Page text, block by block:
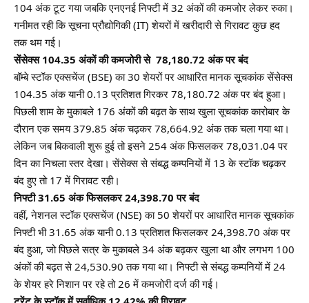
104 अंक टूट गया जबकि एनएनई निफ्टी में 32 अंकों की कमजोर लेकर रुका।
गनीमत रही कि सूचना प्रौद्योगिकी (IT) शेयरों में खरीदारी से गिरावट कुछ हद
तक थम गई।
सेंसेक्स 104.35 अंकों की कमजोरी से 78,180.72 अंक पर बंद
बॉम्बे स्टॉक एक्सचेंज (BSE) का 30 शेयरों पर आधारित मानक सूचकांक सेंसेक्स
104.35 अंक यानी 0.13 प्रतिशत गिरकर 78,180.72 अंक पर बंद हुआ।
पिछली शाम के मुकाबले 176 अंकों की बढ़त के साथ खुला सूचकांक कारोबार के
दौरान एक समय 379.85 अंक चढ़कर 78,664.92 अंक तक चला गया था।
लेकिन जब बिकवाली शुरू हुई तो इसने 254 अंक फिसलकर 78,031.04 पर
दिन का निचला स्तर देखा। सेंसेक्स से संबद्ध कम्पनियों में 13 के स्टॉक चढ़कर
बंद हुए तो 17 में गिरावट रही।
निफ्टी31.65 अंक फिसलकर24,398.70 पर बंद
वहीं, नेशनल स्टॉक एक्सचेंज (NSE) का 50 शेयरों पर आधारित मानक सूचकांक
निफ्टी भी 31.65 अंक यानी 0.13 प्रतिशत फिसलकर 24,398.70 अंक पर
बंद हुआ, जो पिछले सत्र के मुकाबले 34 अंक बढ़कर खुला था और लगभग 100
अंकों की बढ़त से 24,530.90 तक गया था। निफ्टी से संबद्ध कम्पनियों में 24
के शेयर हरे निशान पर रहे तो 26 में कमजोरी दर्ज की गई।